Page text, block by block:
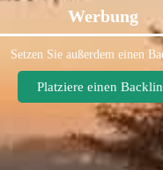
Werbung
Setzen Sie außerdem einen
Platziere einen